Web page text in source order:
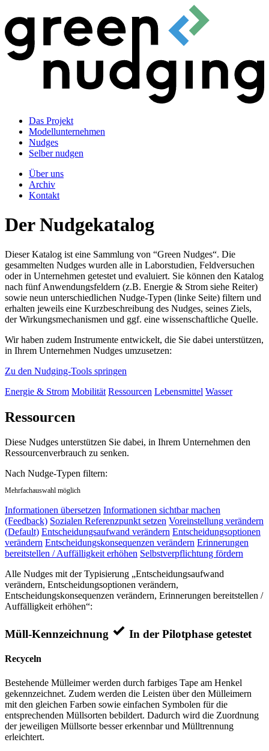
Das Projekt
Modellunternehmen
Nudges
Selber nudgen
Über uns
Archiv
Kontakt
Der Nudgekatalog
Dieser Katalog ist eine Sammlung von “Green Nudges“. Die
gesammelten Nudges wurden alle in Laborstudien, Feldversuchen
oder in Unternehmen getestet und evaluiert. Sie können den Katalog
nach fünf Anwendungsfeldern (z.B. Energie & Strom siehe Reiter)
sowie neun unterschiedlichen Nudge-Typen (linke Seite) filtern und
erhalten jeweils eine Kurzbeschreibung des Nudges, seines Ziels,
der Wirkungsmechanismen und ggf. eine wissenschaftliche Quelle.
Wir haben zudem Instrumente entwickelt, die Sie dabei unterstützen,
in Ihrem Unternehmen Nudges umzusetzen:
Zu den Nudging-Tools springen
Energie & Strom Mobilität Ressourcen Lebensmittel Wasser
Ressourcen
Diese Nudges unterstützen Sie dabei, in Ihrem Unternehmen den
Ressourcenverbrauch zu senken.
Nach Nudge-Typen filtern:
Mehrfachauswahl möglich
Informationen übersetzen Informationen sichtbar machen
(Feedback) Sozialen Referenzpunkt setzen Voreinstellung verändern
(Default) Entscheidungsaufwand verändern Entscheidungsoptionen
verändern Entscheidungskonsequenzen verändern Erinnerungen
bereitstellen / Auffälligkeit erhöhen Selbstverpflichtung fördern
Alle Nudges mit der Typisierung „Entscheidungsaufwand
verändern, Entscheidungsoptionen verändern,
Entscheidungskonsequenzen verändern, Erinnerungen bereitstellen /
Auffälligkeit erhöhen“:
Müll-Kennzeichnung In der Pilotphase getestet
Recyceln
Bestehende Mülleimer werden durch farbiges Tape am Henkel
gekennzeichnet. Zudem werden die Leisten über den Mülleimern
mit den gleichen Farben sowie einfachen Symbolen für die
entsprechenden Müllsorten bebildert. Dadurch wird die Zuordnung
der jeweiligen Müllsorte besser erkennbar und Mülltrennung
erleichtert.